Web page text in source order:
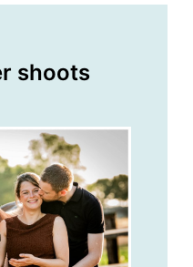
shoots